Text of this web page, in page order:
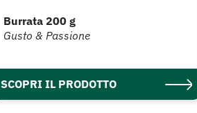
Burrata 200 g
Gusto & Passione
SCOPRI IL PRODOTTO